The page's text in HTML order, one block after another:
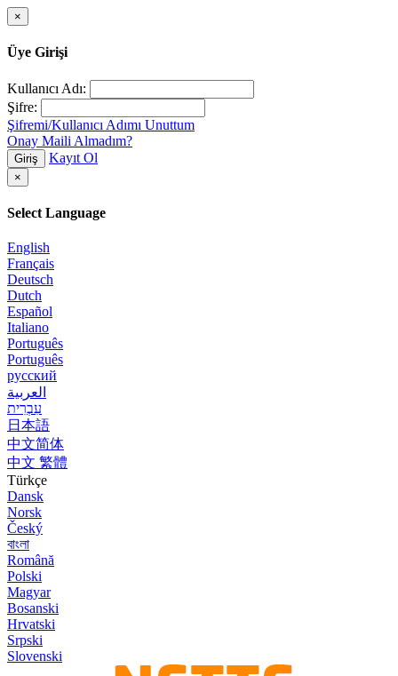
×
Üye Girişi
Kullanıcı Adı:
Şifre:
Şifremi/Kullanıcı Adımı Unuttum
Onay Maili Almadım?
Giriş Kayıt Ol
×
Select Language
English
Français
Deutsch
Dutch
Español
Italiano
Português
Português
русский
العربية
עִבְרִית
日本語
中文简体
中文 繁體
Türkçe
Dansk
Norsk
Český
বাংলা
Română
Polski
Magyar
Bosanski
Hrvatski
Srpski
Slovenski